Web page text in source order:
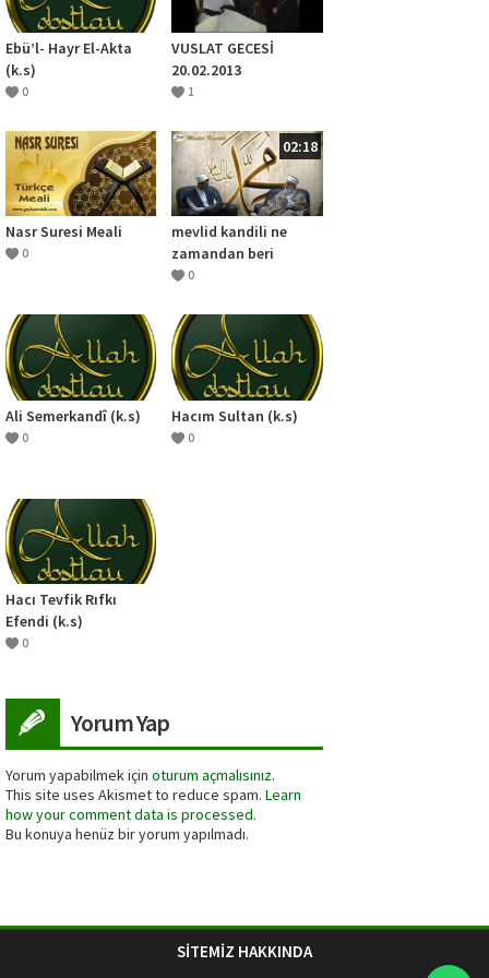
Ebü’l- Hayr El-Akta
(k.s)
0
VUSLAT GECESİ
20.02.2013
1
Nasr Suresi Meali
0
02:18
mevlid kandili ne
zamandan beri
kutlanmaktadır
0
Ali Semerkandî (k.s)
0
Hacım Sultan (k.s)
0
Hacı Tevfik Rıfkı
Efendi (k.s)
0
Yorum Yap
Yorum yapabilmek için oturum açmalısınız.
This site uses Akismet to reduce spam. Learn
how your comment data is processed.
Bu konuya henüz bir yorum yapılmadı.
SİTEMİZ HAKKINDA